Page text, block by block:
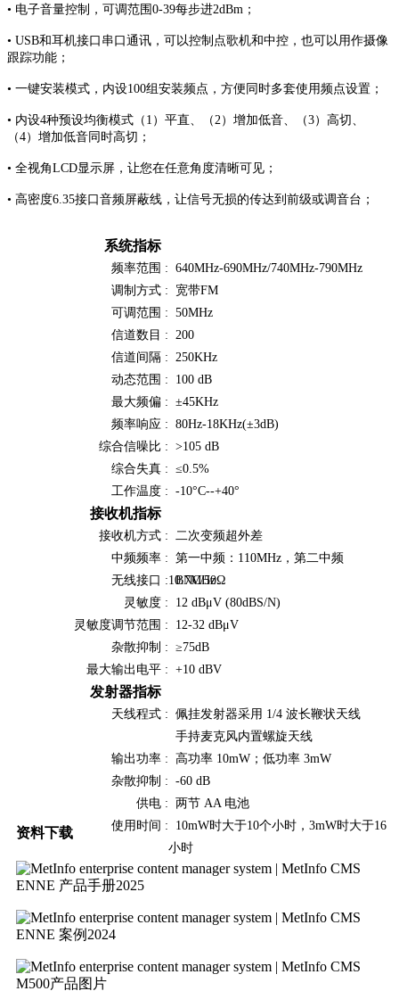
• 电子音量控制，可调范围0-39每步进2dBm；
• USB和耳机接口串口通讯，可以控制点歌机和中控，也可以用作摄像
跟踪功能；
• 一键安装模式，内设100组安装频点，方便同时多套使用频点设置；
• 内设4种预设均衡模式（1）平直、（2）增加低音、（3）高切、
（4）增加低音同时高切；
• 全视角LCD显示屏，让您在任意角度清晰可见；
• 高密度6.35接口音频屏蔽线，让信号无损的传达到前级或调音台；
系统指标
频率范围 : 640MHz-690MHz/740MHz-790MHz
调制方式 : 宽带FM
可调范围 : 50MHz
信道数目 : 200
信道间隔 : 250KHz
动态范围 : 100 dB
最大频偏 : ±45KHz
频率响应 : 80Hz-18KHz(±3dB)
综合信噪比 : >105 dB
综合失真 : ≤0.5%
工作温度 : -10°C--+40°
接收机指标
接收机方式 : 二次变频超外差
中频频率 : 第一中频：110MHz，第二中频
10.7MHz
无线接口 :BNC/50Ω
灵敏度 : 12 dBμV (80dBS/N)
灵敏度调节范围 : 12-32 dBμV
杂散抑制 : ≥75dB
最大输出电平 : +10 dBV
发射器指标
天线程式 : 佩挂发射器采用 1/4 波长鞭状天线
手持麦克风内置螺旋天线
输出功率 : 高功率 10mW；低功率 3mW
杂散抑制 : -60 dB
供电 : 两节 AA 电池
使用时间 : 10mW时大于10个小时，3mW时大于16
小时
资料下载
ENNE 产品手册2025
ENNE 案例2024
M500产品图片